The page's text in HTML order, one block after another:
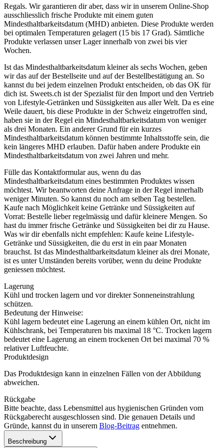
Regals. Wir garantieren dir aber, dass wir in unserem Online-Shop
ausschliesslich frische Produkte mit einem guten
Mindesthaltbarkeitsdatum (MHD) anbieten. Diese Produkte werden
bei optimalen Temperaturen gelagert (15 bis 17 Grad). Sämtliche
Produkte verlassen unser Lager innerhalb von zwei bis vier
Wochen.
Ist das Mindesthaltbarkeitsdatum kleiner als sechs Wochen, geben
wir das auf der Bestellseite und auf der Bestellbestätigung an. So
kannst du bei jedem einzelnen Produkt entscheiden, ob das OK für
dich ist. Sweets.ch ist der Spezialist für den Import und den Vertrieb
von Lifestyle-Getränken und Süssigkeiten aus aller Welt. Da es eine
Weile dauert, bis diese Produkte in der Schweiz eingetroffen sind,
haben sie in der Regel ein Mindesthaltbarkeitsdatum von weniger
als drei Monaten. Ein anderer Grund für ein kurzes
Mindesthaltbarkeitsdatum können bestimmte Inhaltsstoffe sein, die
kein längeres MHD erlauben. Dafür haben andere Produkte ein
Mindesthaltbarkeitsdatum von zwei Jahren und mehr.
Fülle das Kontaktformular aus, wenn du das
Mindesthaltbarkeitsdatum eines bestimmten Produktes wissen
möchtest. Wir beantworten deine Anfrage in der Regel innerhalb
weniger Minuten. So kannst du noch am selben Tag bestellen.
Kaufe nach Möglichkeit keine Getränke und Süssigkeiten auf
Vorrat: Bestelle lieber regelmässig und dafür kleinere Mengen. So
hast du immer frische Getränke und Süssigkeiten bei dir zu Hause.
Was wir dir ebenfalls nicht empfehlen: Kaufe keine Lifestyle-
Getränke und Süssigkeiten, die du erst in ein paar Monaten
brauchst. Ist das Mindesthaltbarkeitsdatum kleiner als drei Monate,
ist es unter Umständen bereits vorüber, wenn du deine Produkte
geniessen möchtest.
Lagerung
Kühl und trocken lagern und vor direkter Sonneneinstrahlung
schützen.
Bedeutung der Hinweise:
Kühl lagern bedeutet eine Lagerung an einem kühlen Ort, nicht im
Kühlschrank, bei Temperaturen bis maximal 18 °C. Trocken lagern
bedeutet eine Lagerung an einem trockenen Ort bei maximal 70 %
relativer Luftfeuchte.
Produktdesign
Das Produktdesign kann in einzelnen Fällen von der Abbildung
abweichen.
Rückgabe
Bitte beachte, dass Lebensmittel aus hygienischen Gründen vom
Rückgaberecht ausgeschlossen sind. Die genauen Details und
Gründe, kannst du in unserem Blog-Beitrag entnehmen.
Beschreibung